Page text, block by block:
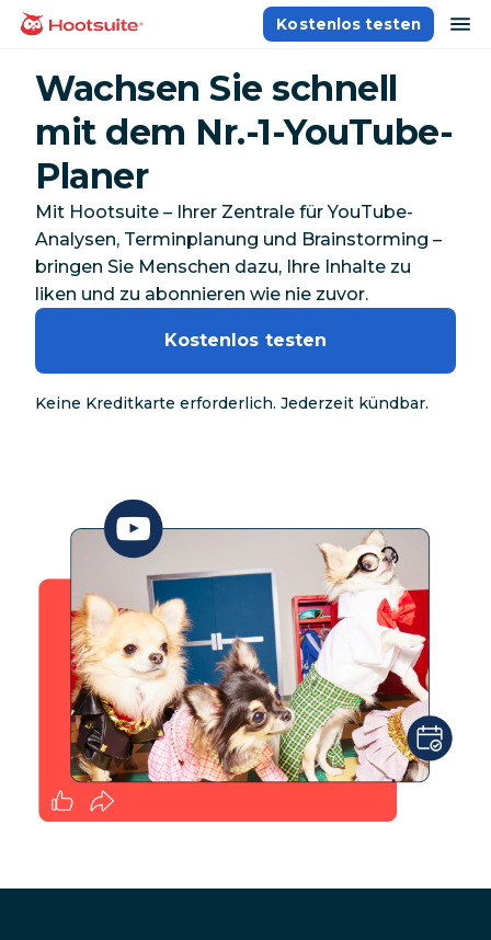
Direkt
zumHomepage
Kostenlos testen
Wachsen Sie schnell
mit dem Nr.-1-YouTube-
Planer
Mit Hootsuite – Ihrer Zentrale für YouTube-
Analysen, Terminplanung und Brainstorming –
bringen Sie Menschen dazu, Ihre Inhalte zu
liken und zu abonnieren wie nie zuvor.
Kostenlos testen
Keine Kreditkarte erforderlich. Jederzeit kündbar.